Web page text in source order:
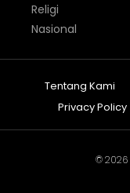
Religi
Nasional
Tentang Kami
Privacy Policy
© 2026